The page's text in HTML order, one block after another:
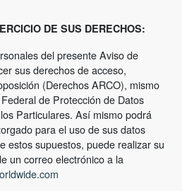
DE SUS DERECHOS:
del presente Aviso de
sus derechos de acceso,
(Derechos ARCO), mismo
de Protección de Datos
Particulares. Así mismo podrá
para el uso de sus datos
estos supuestos, puede realizar su
un correo electrónico a la